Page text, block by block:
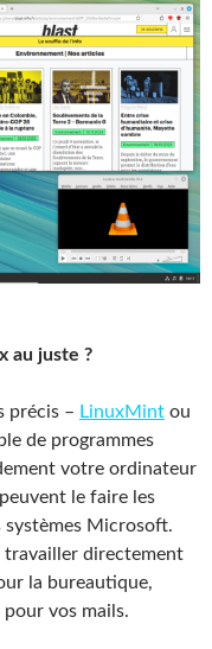
au juste ?
précis – LinuxMint ou
de programmes
votre ordinateur
le faire les
systèmes Microsoft.
travailler directement
la bureautique,
pour vos mails.